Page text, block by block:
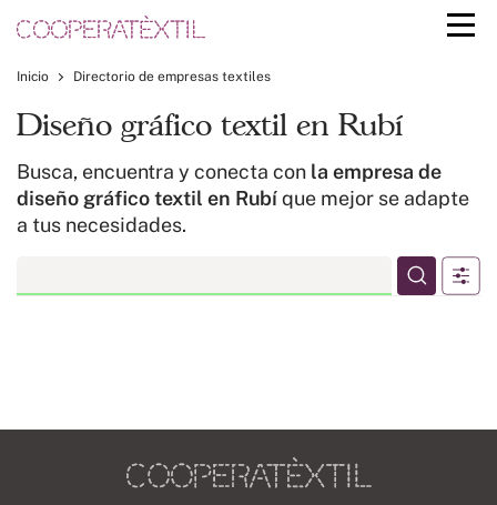
Inicio Directorio de empresas textiles
Diseño gráfico textil en Rubí
Busca, encuentra y conecta con la empresa de
diseño gráfico textil en Rubíque mejor se adapte
a tus necesidades.